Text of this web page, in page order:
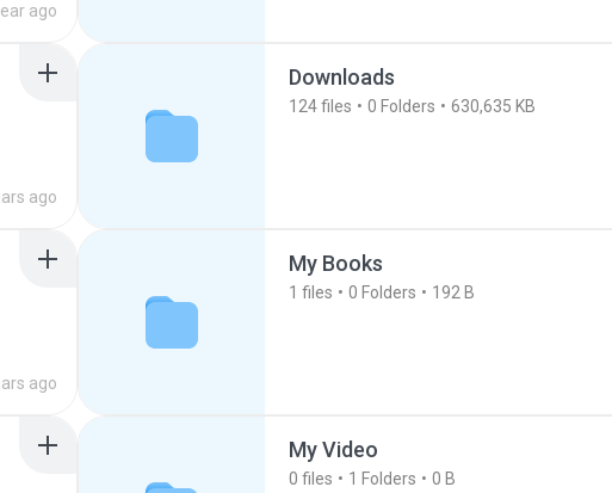
ago
ago
Downloads
124files 0 Folders 630,635 KB
ago
My Books
1 files 0 Folders 192 B
My Video
0 files 1 Folders 0 B